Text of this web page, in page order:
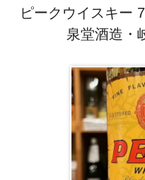
ピークウイスキー
泉堂酒造・